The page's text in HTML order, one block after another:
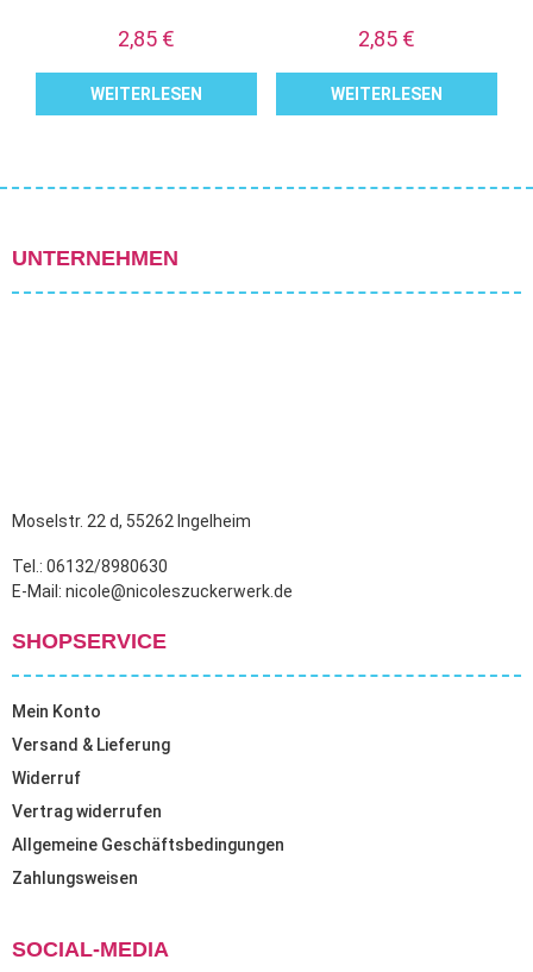
2,85 €
WEITERLESEN
2,85 €
WEITERLESEN
UNTERNEHMEN
Moselstr. 22 d, 55262 Ingelheim
Tel.: 06132/8980630
E-Mail: nicole@nicoleszuckerwerk.de
SHOPSERVICE
Mein Konto
Versand & Lieferung
Widerruf
Vertrag widerrufen
Allgemeine Geschäftsbedingungen
Zahlungsweisen
SOCIAL-MEDIA